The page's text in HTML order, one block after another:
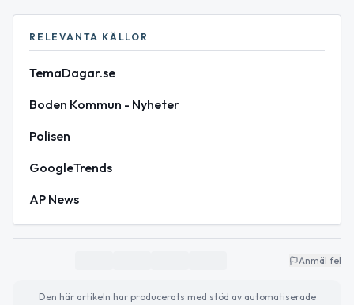
RELEVANTA KÄLLOR
TemaDagar.se
Boden Kommun - Nyheter
Polisen
GoogleTrends
AP News
Anmäl fel
Den här artikeln har producerats med stöd av automatiserade